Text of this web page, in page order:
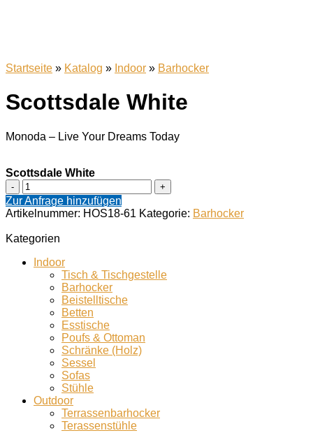
Startseite » Katalog » Indoor » Barhocker
Scottsdale White
Monoda – Live Your Dreams Today
Scottsdale White
Scottsdale
White
Menge
Zur Anfrage hinzufügen
Artikelnummer: HOS18-61 Kategorie: Barhocker
Kategorien
Indoor
Tisch & Tischgestelle
Barhocker
Beistelltische
Betten
Esstische
Poufs & Ottoman
Schränke (Holz)
Sessel
Sofas
Stühle
Outdoor
Terrassenbarhocker
Terassenstühle